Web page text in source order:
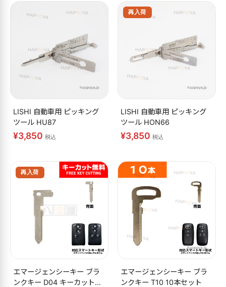
LISHI 自動車用 ピッキング
ツール HU87
¥3,850 税込
再入荷
LISHI 自動車用 ピッキング
ツール HON66
¥3,850 税込
再入荷
エマージェンシーキー ブラ
ンクキー D04 キーカット無
エマージェンシーキー ブラ
ンクキー T10 10本セット